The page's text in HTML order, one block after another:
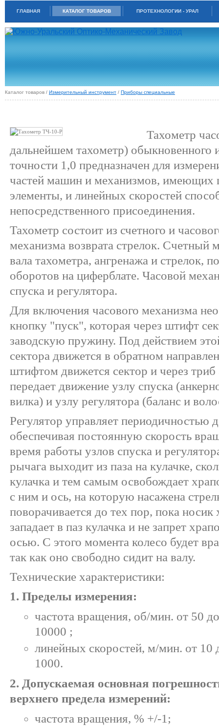
ГЛАВНАЯ КАТАЛОГ ТОВАРОВ ПРОТЕХНОЛОГИИ - УРАЛ
Каталог товаров / Измерительный инструмент / Приборы специальные
Тахометр
дальнейшем тахометр) обыкновенного
точности 1,0 предназначен для
частей машин и механизмов, имеющих
элементы, и линейных скоростей
непосредственного присоединения.
Тахометр состоит из счетного и
механизма возврата стрелок. Счетный
вала тахометра, ангренажа и стрелок,
оборотов на циферблате. Часовой
спуска и регулятора.
Для включения часового механизма
кнопку "пуск", которая через штифт
заводскую пружину. Под действием
сектора движется в обратном
штифтом движется сектор и через триб
передает движение узлу спуска
вилка) и узлу регулятора (баланс и
Регулятор управляет периодичностью
обеспечивая постоянную скорость
время работы узлов спуска и
рычага выходит из паза на кулачке,
кулачка и тем самым освобождает
с ним и ось, на которую насажена
поворачивается до тех пор, пока носик
западает в паз кулачка и не запрет
осью. С этого момента колесо будет
так как оно свободно сидит на валу.
Технические характеристики:
1. Пределы измерения:
частота вращения, об/мин. от 50
10000 ;
линейных скоростей, м/мин. от 10
1000.
2. Допускаемая основная
верхнего предела измерений:
частота вращения, % +/-1;